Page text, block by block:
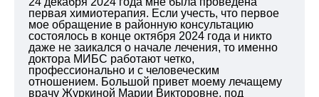
первая химиотерапия. Если учесть, что первое
мое обращение в районную консультацию
состоялось в конце октября 2024 года и никто
даже не заикался о начале лечения, то именно
доктора МИБС работают четко,
профессионально и с человеческим
отношением. Большой привет моему лечащему
врачу Журкиной Марии Викторовне, под